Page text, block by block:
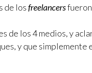
de losfreelancersfueron
de los 4 medios, y
y que simplemente